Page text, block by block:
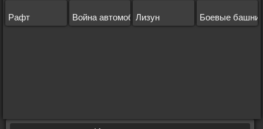
Рафт Война автомобилей
Лизун Боевые башни